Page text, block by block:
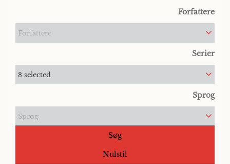
Forfattere
Forfattere
Serier
8 selected
Sprog
Sprog
Søg
Nulstil